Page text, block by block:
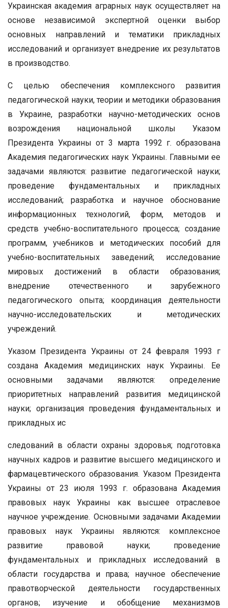
Украинская академия аграрных наук осуществляет на
основе независимой экспертной оценки выбор
основных направлений и тематики прикладных
исследований и организует внедрение их результатов
в производство.
С целью обеспечения комплексного развития
педагогической науки, теории и методики образования
в Украине, разработки научно-методических основ
возрождения национальной школы Указом
Президента Украины от 3 марта 1992 г. образована
Академия педагогических наук Украины. Главными ее
задачами являются: развитие педагогической науки;
проведение фундаментальных и прикладных
исследований; разработка и научное обоснование
информационных технологий, форм, методов и
средств учебно-воспитательного процесса; создание
программ, учебников и методических пособий для
учебно-воспитательных заведений; исследование
мировых достижений в области образования;
внедрение отечественного и зарубежного
педагогического опыта; координация деятельности
научно-исследовательских и методических
учреждений.
Указом Президента Украины от 24 февраля 1993 г
создана Академия медицинских наук Украины. Ее
основными задачами являются: определение
приоритетных направлений развития медицинской
науки; организация проведения фундаментальных и
прикладных ис
следований в области охраны здоровья; подготовка
научных кадров и развитие высшего медицинского и
фармацевтического образования. Указом Президента
Украины от 23 июля 1993 г. образована Академия
правовых наук Украины как высшее отраслевое
научное учреждение. Основными задачами Академии
правовых наук Украины являются: комплексное
развитие правовой науки; проведение
фундаментальных и прикладных исследований в
области государства и права; научное обеспечение
правотворческой деятельности государственных
органов; изучение и обобщение механизмов